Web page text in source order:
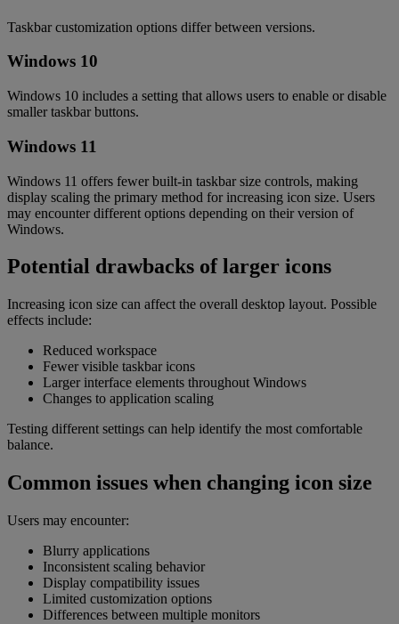
Taskbar customization options differ between versions.
Windows 10
Windows 10 includes a setting that allows users to enable or disable
smaller taskbar buttons.
Windows 11
Windows 11 offers fewer built-in taskbar size controls, making
display scaling the primary method for increasing icon size. Users
may encounter different options depending on their version of
Windows.
Potential drawbacks of larger icons
Increasing icon size can affect the overall desktop layout. Possible
effects include:
Reduced workspace
Fewer visible taskbar icons
Larger interface elements throughout Windows
Changes to application scaling
Testing different settings can help identify the most comfortable
balance.
Common issues when changing icon size
Users may encounter:
Blurry applications
Inconsistent scaling behavior
Display compatibility issues
Limited customization options
Differences between multiple monitors